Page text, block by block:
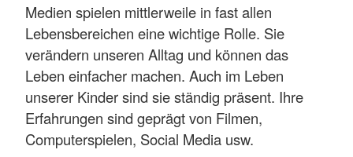
Medien spielen mittlerweile in fast allen
Lebensbereichen eine wichtige Rolle. Sie
verändern unseren Alltag und können das
Leben einfacher machen. Auch im Leben
unserer Kinder sind sie ständig präsent. Ihre
Erfahrungen sind geprägt von Filmen,
Computerspielen, Social Media usw.